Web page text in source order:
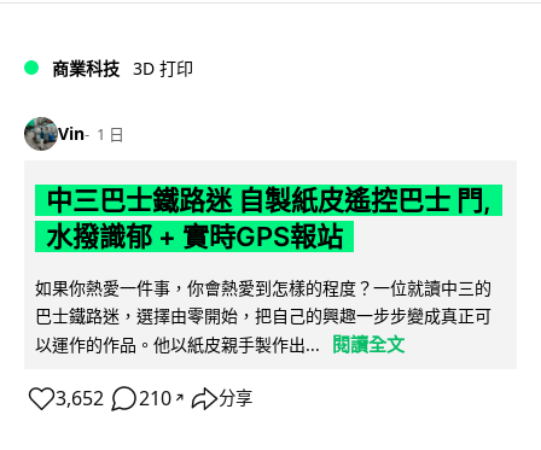
商業科技 3D 打印
Vin 1 日
中三巴士鐵路迷 自製紙皮遙控巴士 門,
水撥識郁 + 實時GPS報站
如果你熱愛一件事，你會熱愛到怎樣的程度？一位就讀中三的
巴士鐵路迷，選擇由零開始，把自己的興趣一步步變成真正可
以運作的作品。他以紙皮親手製作出...
閱讀全文
3,652 210 ↗ 分享